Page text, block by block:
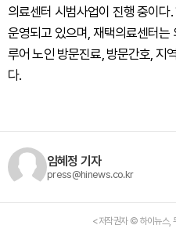
의료센터 시범사업이 진행 중이다
운영되고 있으며, 재택의료센터는
루어 노인 방문진료, 방문간호, 지
다.
임혜정 기자
press@hinews.co.kr
<저작권자 © 하이뉴스,